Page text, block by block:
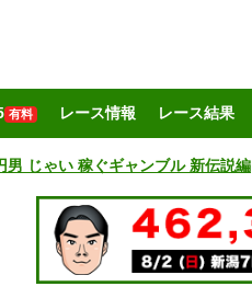
有料 レース情報 レース結果
男 じゃい 稼ぐギャンブル 新伝説編